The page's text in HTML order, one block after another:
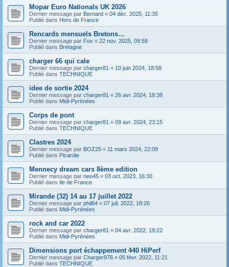
Mopar Euro Nationals UK 2026
Dernier message par Bernard « 04 déc. 2025, 11:35
Publié dans Hors de France
Rencards mensuels Bretons…
Dernier message par Fox « 22 nov. 2025, 09:58
Publié dans Bretagne
charger 66 qui cale
Dernier message par charger81 « 10 juin 2024, 18:58
Publié dans TECHNIQUE
idee de sortie 2024
Dernier message par charger81 « 26 avr. 2024, 18:38
Publié dans Midi-Pyrénées
Corps de pont
Dernier message par charger81 « 09 avr. 2024, 23:15
Publié dans TECHNIQUE
Clastres 2024
Dernier message par BOZ25 « 11 mars 2024, 22:09
Publié dans Picardie
Mennecy dream cars 8ème edition
Dernier message par neo45 « 03 oct. 2023, 16:30
Publié dans Ile de France
Mirande (32) 14 au 17 juillet 2022
Dernier message par phil64 « 07 juil. 2022, 18:26
Publié dans Midi-Pyrénées
rock and car 2022
Dernier message par charger81 « 04 avr. 2022, 19:22
Publié dans Midi-Pyrénées
Dimensions port échappement 440 HiPerf
Dernier message par Charger976 « 05 févr. 2022, 11:21
Publié dans TECHNIQUE